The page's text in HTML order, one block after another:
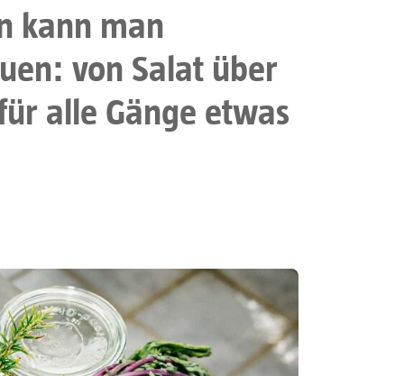
kann man
von Salat über
alle Gänge etwas